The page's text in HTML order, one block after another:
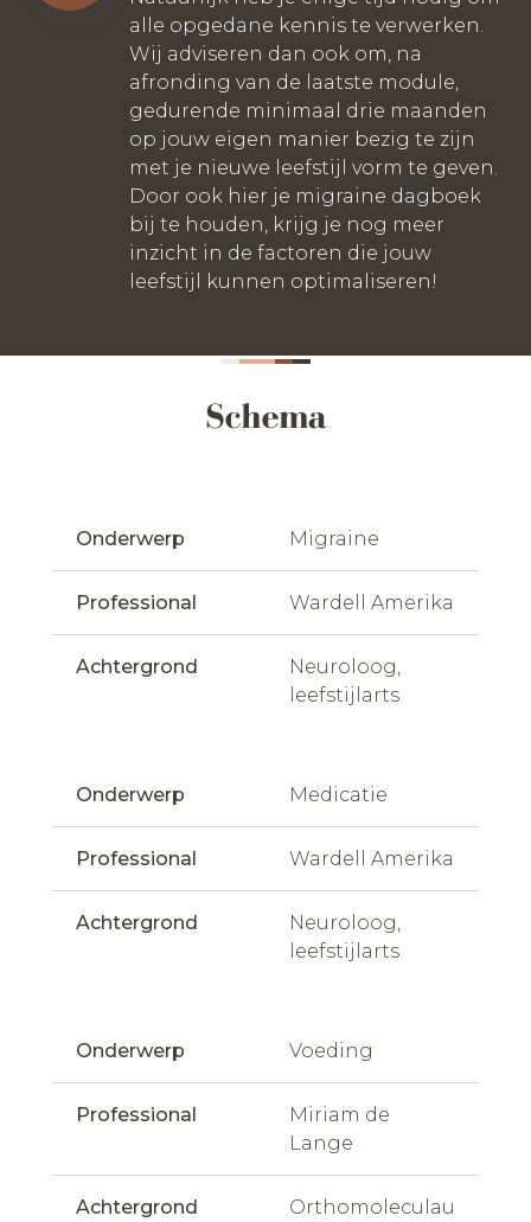
alle opgedane kennis te verwerken.
Wij adviseren dan ook om, na
afronding van de laatste module,
gedurende minimaal drie maanden
op jouw eigen manier bezig te zijn
met je nieuwe leefstijl vorm te geven.
Door ook hier je migraine dagboek
bij te houden, krijg je nog meer
inzicht in de factoren die jouw
leefstijl kunnen optimaliseren!
Schema
Onderwerp Migraine
Professional Wardell Amerika
Achtergrond
Neuroloog,
leefstijlarts
Onderwerp Medicatie
Professional Wardell Amerika
Achtergrond
Neuroloog,
leefstijlarts
Onderwerp Voeding
Professional
Miriam de
Lange
Achtergrond
Orthomoleculau